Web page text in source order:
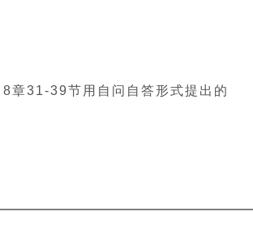
章31-39节用自问自答形式提出的